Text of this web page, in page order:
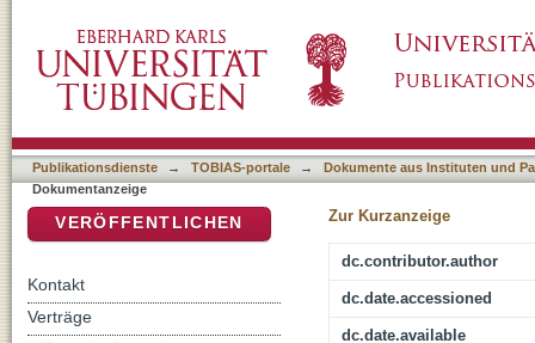
Publikationsdienste → TOBIAS-portale →
Dokumente aus Instituten und
Dokumentanzeige
Zur Kurzanzeige
dc.contributor.author
dc.date.accessioned
dc.date.available
VERÖFFENTLICHEN
Kontakt
Verträge